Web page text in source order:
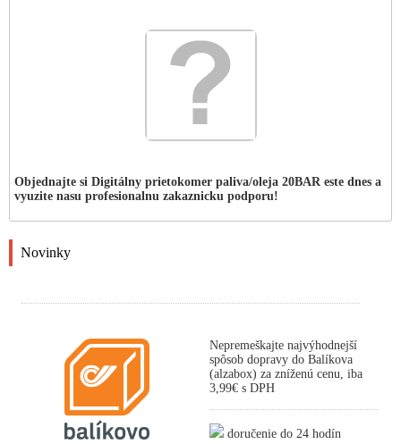
Objednajte si Digitálny prietokomer paliva/oleja 20BAR este dnes a
vyuzite nasu profesionalnu zakaznicku podporu!
Novinky
Nepremeškajte najvýhodnejší
spôsob dopravy do Balíkova
(alzabox) za zníženú cenu, iba
3,99€ s DPH
doručenie do 24 hodín